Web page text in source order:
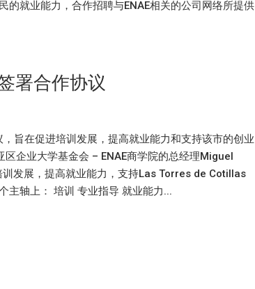
就业能力，合作招聘与ENAE相关的公司网络所提供
署合作协议
旨在促进培训发展，提高就业能力和支持该市的创业
企业大学基金会 – ENAE商学院的总经理Miguel
发展，提高就业能力，支持Las Torres de Cotillas
主轴上： 培训 专业指导 就业能力...